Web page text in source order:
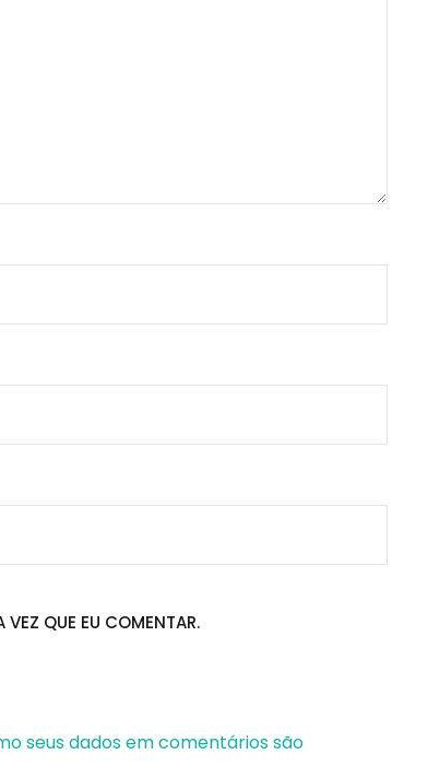
QUE EU COMENTAR.
seus dados em comentários são